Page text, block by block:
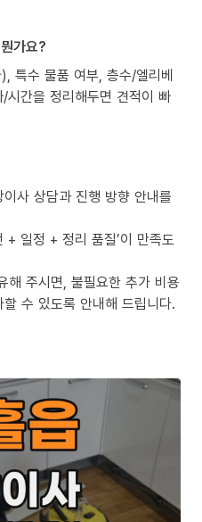
가요?
특수 물품 여부, 층수/엘리베
간을 정리해두면 견적이 빠
사 상담과 진행 방향 안내를
+ 일정 + 정리 품질’이 만족도
해 주시면, 불필요한 추가 비용
수 있도록 안내해 드립니다.